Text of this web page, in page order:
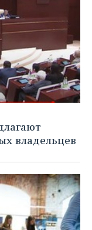
владельцев